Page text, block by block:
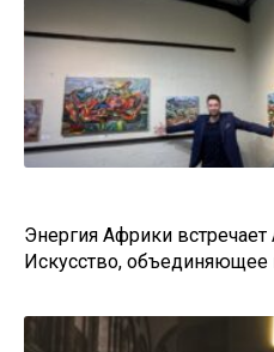
Энергия Африки встречает
Искусство, объединяющее